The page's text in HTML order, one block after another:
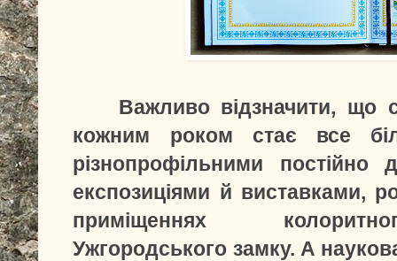
Важливо відзначити, що
кожним роком стає все
різнопрофільними
експозиціями й виставками,
приміщеннях
Ужгородського замку. А